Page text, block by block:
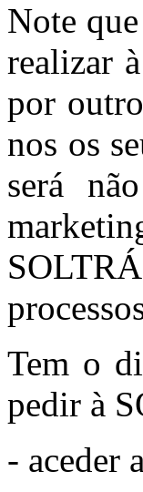
Note
realizar
por
nos os
será
Tem o
pedir à
- aceder